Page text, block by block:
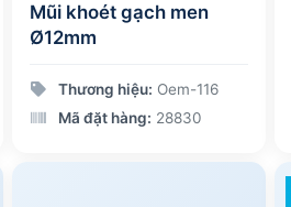
Mũi khoét gạch men
Ø12mm
Thương hiệu: Oem-116
Mã đặt hàng: 28830